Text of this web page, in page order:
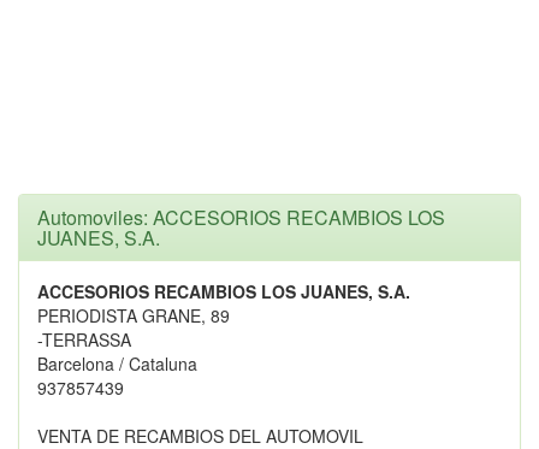
Automoviles: ACCESORIOS RECAMBIOS LOS
JUANES, S.A.
ACCESORIOS RECAMBIOS LOS JUANES, S.A.
PERIODISTA GRANE, 89
-TERRASSA
Barcelona / Cataluna
937857439
VENTA DE RECAMBIOS DEL AUTOMOVIL